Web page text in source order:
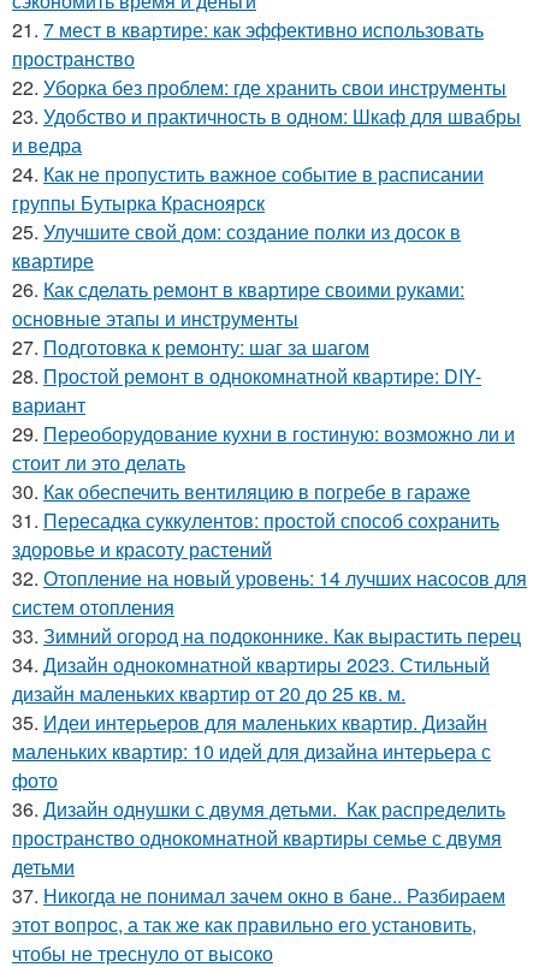
21. 7 мест в квартире: как эффективно использовать
пространство
22. Уборка без проблем: где хранить свои инструменты
23. Удобство и практичность в одном: Шкаф для швабры
и ведра
24. Как не пропустить важное событие в расписании
группы Бутырка Красноярск
25. Улучшите свой дом: создание полки из досок в
квартире
26. Как сделать ремонт в квартире своими руками:
основные этапы и инструменты
27. Подготовка к ремонту: шаг за шагом
28. Простой ремонт в однокомнатной квартире: DIY-
вариант
29. Переоборудование кухни в гостиную: возможно ли и
стоит ли это делать
30. Как обеспечить вентиляцию в погребе в гараже
31. Пересадка суккулентов: простой способ сохранить
здоровье и красоту растений
32. Отопление на новый уровень: 14 лучших насосов для
систем отопления
33. Зимний огород на подоконнике. Как вырастить перец
34. Дизайн однокомнатной квартиры 2023. Стильный
дизайн маленьких квартир от 20 до 25 кв. м.
35. Идеи интерьеров для маленьких квартир. Дизайн
маленьких квартир: 10 идей для дизайна интерьера с
фото
36. Дизайн однушки с двумя детьми. Как распределить
пространство однокомнатной квартиры семье с двумя
детьми
37. Никогда не понимал зачем окно в бане.. Разбираем
этот вопрос, а так же как правильно его установить,
чтобы не треснуло от высоко